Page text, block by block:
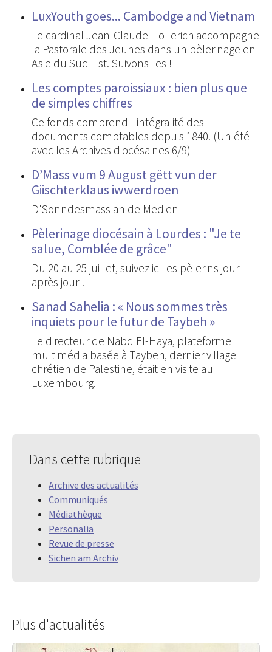
LuxYouth goes... Cambodge and Vietnam
Le cardinal Jean-Claude Hollerich accompagne
la Pastorale des Jeunes dans un pèlerinage en
Asie du Sud-Est. Suivons-les !
Les comptes paroissiaux : bien plus que
de simples chiffres
Ce fonds comprend l'intégralité des
documents comptables depuis 1840. (Un été
avec les Archives diocésaines 6/9)
D’Mass vum 9 August gëtt vun der
Giischterklaus iwwerdroen
D'Sonndesmass an de Medien
Pèlerinage diocésain à Lourdes : "Je te
salue, Comblée de grâce"
Du 20 au 25 juillet, suivez ici les pèlerins jour
après jour !
Sanad Sahelia : « Nous sommes très
inquiets pour le futur de Taybeh »
Le directeur de Nabd El-Haya, plateforme
multimédia basée à Taybeh, dernier village
chrétien de Palestine, était en visite au
Luxembourg.
Dans cette rubrique
Archive des actualités
Communiqués
Médiathèque
Personalia
Revue de presse
Sichen am Archiv
Plus d'actualités